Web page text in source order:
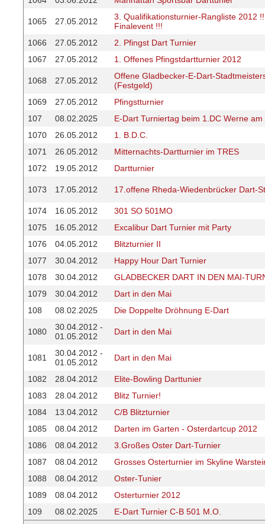
1065 27.05.2012
3. Qualifikationsturnier-Rangliste 2012
Finalevent !!!
1066
27.05.2012
2. Pfingst Dart Turnier
1067
27.05.2012 1. Offenes Pfingstdartturnier 2012
1068 27.05.2012
Offene Gladbecker-E-Dart-
(Festgeld)
1069
27.05.2012
Pfingstturnier
107
08.02.2025
E-Dart Turniertag beim 1.DC Werne
1070
26.05.2012
1. B.D.C.
1071
26.05.2012
Mitternachts-Dartturnier im TRES
1072
19.05.2012 Dartturnier
1073 17.05.2012 17.offene Rheda-Wiedenbrücker Dart-
1074 16.05.2012
301 SO 501MO
1075
16.05.2012
Excalibur Dart Turnier mit Party
1076
04.05.2012
Blitzturnier II
1077
30.04.2012
Happy Hour Dart Turnier
1078
30.04.2012
GLADBECKER DART IN DEN MAI-
1079
30.04.2012
Dart in den Mai
108
08.02.2025 Die Doppelte Dröhnung E-Dart
1080
30.04.2012 -
01.05.2012
Dart in den Mai
1081
30.04.2012 -
01.05.2012
Dart in den Mai
1082 28.04.2012
Elite-Bowling Darttunier
1083
28.04.2012
Blitz Turnier!
1084
13.04.2012
C/B Blitzturnier
1085
08.04.2012
Darten im Garten - Osterdartcup 2012
1086
08.04.2012
3.Großes Oster Dart-Turnier
1087
08.04.2012
Grosses Osterturnier im Skyline
1088
08.04.2012
Oster-Tunier
1089
08.04.2012
Osterturnier 2012
109
08.02.2025 E-Dart Turnier C-B 501 M.O.